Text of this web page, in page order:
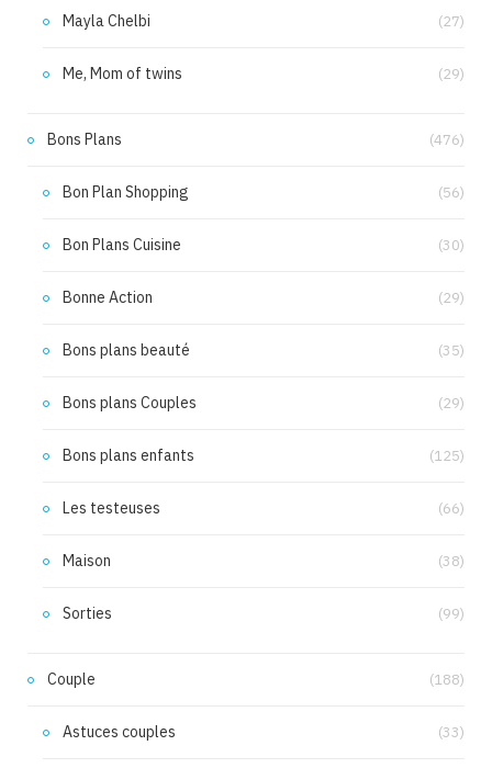
Mayla Chelbi (27)
Me, Mom of twins (29)
Bons Plans (476)
Bon Plan Shopping (56)
Bon Plans Cuisine (30)
Bonne Action (29)
Bons plans beauté (35)
Bons plans Couples (29)
Bons plans enfants (125)
Les testeuses (66)
Maison (38)
Sorties (99)
Couple (188)
Astuces couples (33)